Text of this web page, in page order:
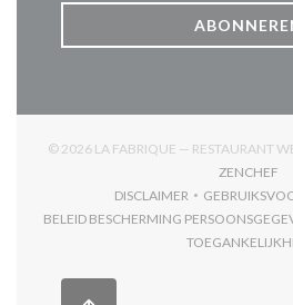
© 2026 LA FABRIQUE — RESTAURANT
ZENCHEF
DISCLAIMER
((OPENT IN EEN
BELEID BESCHERMING
((OPENT IN EEN